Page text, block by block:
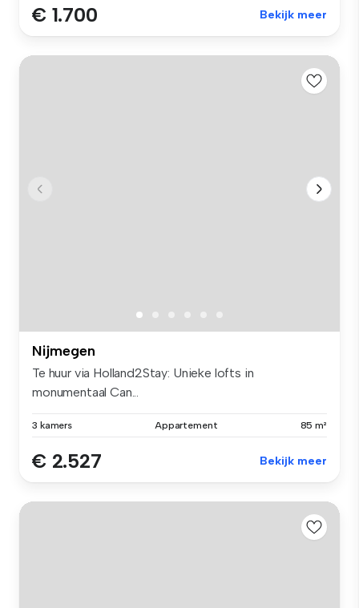
€ 1.700 Bekijk meer
Nijmegen
Te huur via Holland2Stay: Unieke lofts in
monumentaal Can...
3 kamers Appartement 85 m²
€ 2.527 Bekijk meer